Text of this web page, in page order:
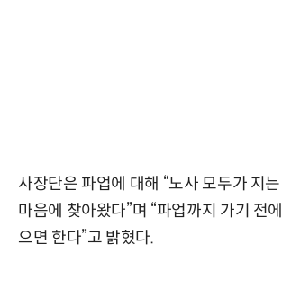
사장단은 파업에 대해 “노사 모두가 지
마음에 찾아왔다”며 “파업까지 가기 전
으면 한다”고 밝혔다.